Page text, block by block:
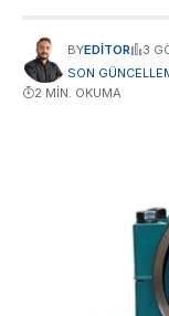
SON
BYEDITOR 3
2 MIN. OKUMA